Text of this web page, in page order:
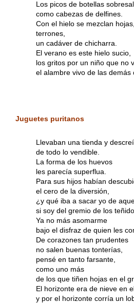
Los picos de botellas
como cabezas de delfines.
Con el hielo se mezclan hojas,
terrones,
un cadáver de chicharra.
El verano es este hielo sucio,
los gritos por un niño que no
el alambre vivo de las demás
Juguetes puritanos
Llevaban una tienda y
de todo lo vendible.
La forma de los huevos
les parecía superflua.
Para sus hijos habían
el cero de la diversión,
¿y qué iba a sacar yo de
si soy del gremio de los
Ya no más asomarme
bajo el disfraz de quien les
De corazones tan prudentes
no salen buenas tonterías,
pensé en tanto farsante,
como uno más
de los que tiñen hojas en el
El horizonte era de nieve en
y por el horizonte corría un